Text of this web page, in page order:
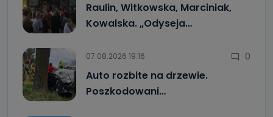
Raulin, Witkowska, Marciniak,
Kowalska. „Odyseja…
07.08.2026 19:16 0
Auto rozbite na drzewie.
Poszkodowani…